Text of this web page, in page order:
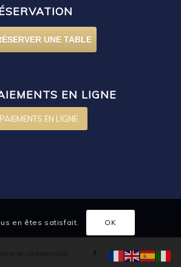
UNE TABLE
EN LIGNE
PAIEMENTS EN LIGNE
en êtes satisfait. OK